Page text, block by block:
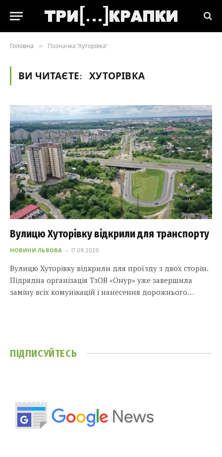
Головна » Позначка "Хуторівка"
ВИ ЧИТАЄТЕ: ХУТОРІВКА
Вулицю Хуторівку відкрили для транспорту
НОВИНИ ЛЬВОВА 17.09.2020
Вулицю Хуторівку відкрили для проїзду з двох сторін.
Підрядна організація ТзОВ «Онур» уже завершила
заміну всіх комунікацій і нанесення дорожнього…
ПІДПИСУЙТЕСЬ